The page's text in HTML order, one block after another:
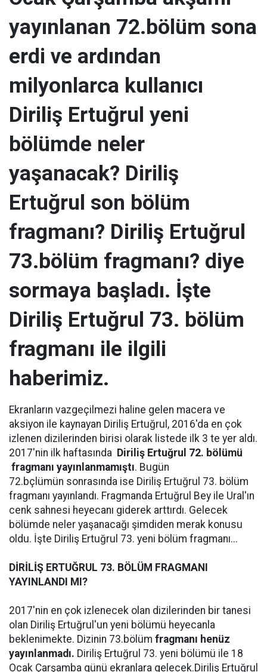
yayınlanan 72.bölüm sona
erdi ve ardından
milyonlarca kullanıcı
Diriliş Ertuğrul yeni
bölümde neler
yaşanacak? Diriliş
Ertuğrul son bölüm
fragmanı? Diriliş Ertuğrul
73.bölüm fragmanı? diye
sormaya başladı. İşte
Diriliş Ertuğrul 73. bölüm
fragmanı ile ilgili
haberimiz.
Ekranların vazgeçilmezi haline gelen macera ve
aksiyon ile kaynayan Diriliş Ertuğrul, 2016'da en çok
izlenen dizilerinden birisi olarak listede ilk 3 te yer aldı.
2017'nin ilk haftasında Diriliş Ertuğrul 72. bölümü
fragmanı yayınlanmamıştı. Bugün
72.bçlümün sonrasında ise Diriliş Ertuğrul 73. bölüm
fragmanı yayınlandı. Fragmanda Ertuğrul Bey ile Ural'ın
cenk sahnesi heyecanı giderek arttırdı. Gelecek
bölümde neler yaşanacağı şimdiden merak konusu
oldu. İşte Diriliş Ertuğrul 73. yeni bölüm fragmanı...
DİRİLİŞ ERTUĞRUL 73. BÖLÜM FRAGMANI
YAYINLANDI MI?
2017'nin en çok izlenecek olan dizilerinden bir tanesi
olan Diriliş Ertuğrul'un yeni bölümü heyecanla
beklenimekte. Dizinin 73.bölüm fragmanı henüz
yayınlanmadı. Diriliş Ertuğrul 73. yeni bölümü ile 18
Ocak Çarşamba günü ekranlara gelecek.Diriliş Ertuğrul